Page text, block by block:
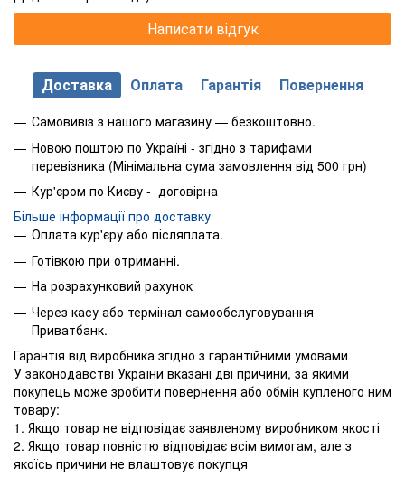
Написати відгук
Доставка Оплата Гарантія Повернення
Самовивіз з нашого магазину — безкоштовно.
Новою поштою по Україні - згідно з тарифами
перевізника (Мінімальна сума замовлення від 500 грн)
Кур'єром по Києву - договірна
Більше інформації про доставку
Оплата кур'єру або післяплата.
Готівкою при отриманні.
На розрахунковий рахунок
Через касу або термінал самообслуговування
Приватбанк.
Гарантія від виробника згідно з гарантійними умовами
У законодавстві України вказані дві причини, за якими
покупець може зробити повернення або обмін купленого ним
товару:
1. Якщо товар не відповідає заявленому виробником якості
2. Якщо товар повністю відповідає всім вимогам, але з
якоїсь причини не влаштовує покупця